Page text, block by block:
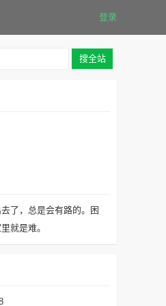
登录
了，总是会有路的。困
就是难。